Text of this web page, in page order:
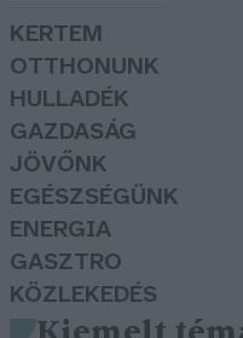
KERTEM
OTTHONUNK
HULLADÉK
GAZDASÁG
JÖVŐNK
EGÉSZSÉGÜNK
ENERGIA
GASZTRO
KÖZLEKEDÉS